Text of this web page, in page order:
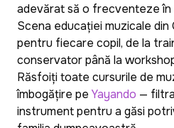
adevărat să o frecventeze în
Scena educației muzicale
pentru fiecare copil, de la
conservator până la
Răsfoiți toate cursurile de
îmbogățire pe Yayando —
instrument pentru a găsi